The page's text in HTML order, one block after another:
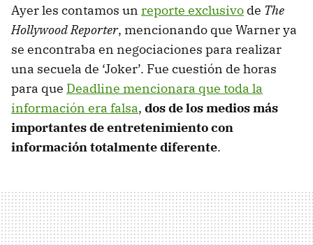
Ayer les contamos un reporte exclusivo de The
Hollywood Reporter, mencionando que Warner ya
se encontraba en negociaciones para realizar
una secuela de ‘Joker’. Fue cuestión de horas
para que Deadline mencionara que toda la
información era falsa, dos de los medios más
importantes de entretenimiento con
información totalmente diferente.